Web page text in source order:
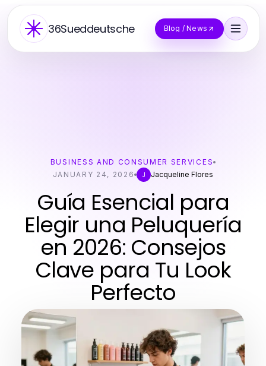
36Sueddeutsche Blog / News
BUSINESS AND CONSUMER SERVICES
JANUARY 24, 2026
J Jacqueline Flores
Guía Esencial para
Elegir una Peluquería
en 2026: Consejos
Clave para Tu Look
Perfecto